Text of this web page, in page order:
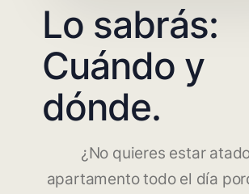
Lo sabrás:
Cuándo y
dónde.
¿No quieres estar
apartamento todo el día